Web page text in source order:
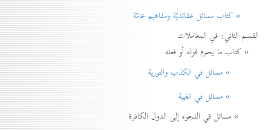
» كتاب مسائل عقائديّة ومفاهيم عامّة
القسم الثاني: في المعاملات
» كتاب ما يحرم قوله أو فعله
» مسائل في الكذب والتورية
» مسائل في الغيبة
» مسائل في اللجوء إلى الدول الكافرة